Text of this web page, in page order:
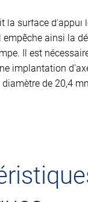
la surface
empêche ainsi la
Il est
implantation
diamètre de 20,4